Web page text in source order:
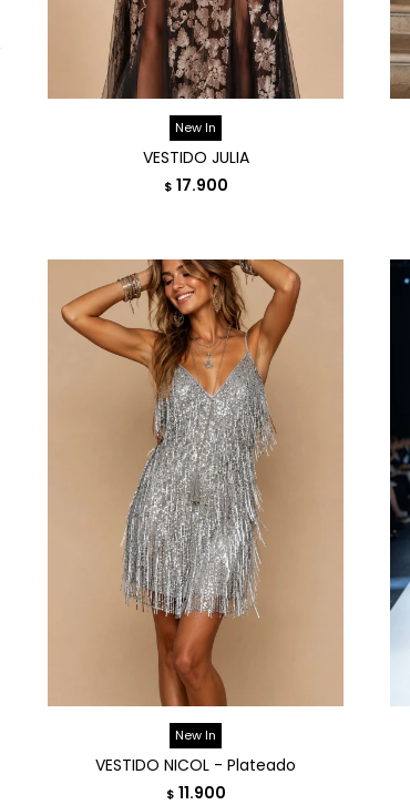
New In
VESTIDO JULIA
$ 17.900
New In
VESTIDO NICOL - Plateado
$ 11.900